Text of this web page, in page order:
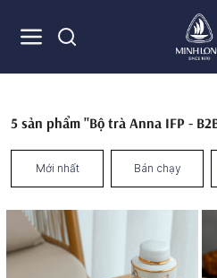
5 sản phẩm "Bộ trà Anna IFP -
Mới nhất Bán chạy